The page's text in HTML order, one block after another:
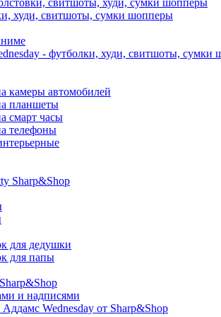
свитшоты, худи, сумки шопперы
худи, свитшоты, сумки шопперы
- футболки, худи, свитшоты, сумки
камеры автомобилей
планшеты
смарт часы
телефоны
Sharp&Shop
для дедушки
для папы
и надписями
Wednesday от Sharp&Shop